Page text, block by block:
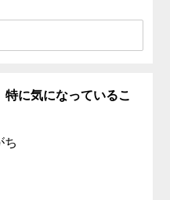
に気になっているこ
ち